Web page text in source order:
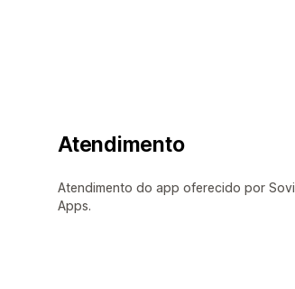
Atendimento
Atendimento do app oferecido por Sovi
Apps.